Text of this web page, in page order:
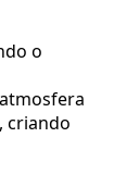
o
criando